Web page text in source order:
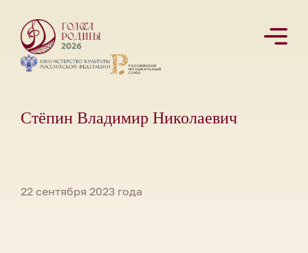
Стёпин Владимир Николаевич
22 сентября 2023 года